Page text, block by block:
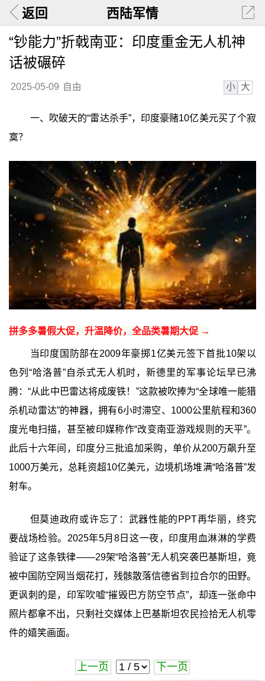
返回 西陆军情
“钞能力”折戟南亚：印度重金无人机神
话被碾碎
2025-05-09 自由 小 大
一、吹破天的“雷达杀手”，印度豪赌10亿美元买了个寂
寞？
拼多多暑假大促，升温降价，全品类暑期大促 →
当印度国防部在2009年豪掷1亿美元签下首批10架以
色列“哈洛普”自杀式无人机时，新德里的军事论坛早已沸
腾：“从此中巴雷达将成废铁！”这款被吹捧为“全球唯一能猎
杀机动雷达”的神器，拥有6小时滞空、1000公里航程和360
度光电扫描，甚至被印媒称作“改变南亚游戏规则的天平”。
此后十六年间，印度分三批追加采购，单价从200万飙升至
1000万美元，总耗资超10亿美元，边境机场堆满“哈洛普”发
射车。
但莫迪政府或许忘了：武器性能的PPT再华丽，终究
要战场检验。2025年5月8日这一夜，印度用血淋淋的学费
验证了这条铁律——29架“哈洛普”无人机突袭巴基斯坦，竟
被中国防空网当烟花打，残骸散落信德省到拉合尔的田野。
更讽刺的是，印军吹嘘“摧毁巴方防空节点”，却连一张命中
照片都拿不出，只剩社交媒体上巴基斯坦农民捡拾无人机零
件的嬉笑画面。
上一页 下一页